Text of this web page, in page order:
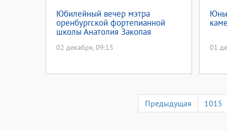
Юбилейный вечер мэтра
оренбургской фортепианной
школы Анатолия Закопая
02 декабря, 09:15 01
Предыдущая 1015